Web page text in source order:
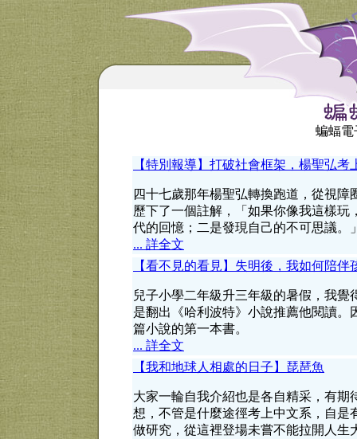
蝙蝠電
【特別報導】打破社會框架，楊聖弘考
四十七歲那年楊聖弘轉換跑道，從視
歷下了一個註解，「如果你像我這樣
代的回憶；二是發現自己的不可思議
... 詳全文
【看不見的看見】失明後，我如何陪伴
兒子小學二年級升三年級的暑假，我
是翻出《哈利波特》小說推薦他閱讀
篇小說的第一本書。
... 詳全文
【我和地球人相處的日子】琵琶魚
大家一輪自我介紹也是各自精采，有
想，不管是什麼途徑考上中文系，自
做研究，從這裡登場未嘗不能拉開人生